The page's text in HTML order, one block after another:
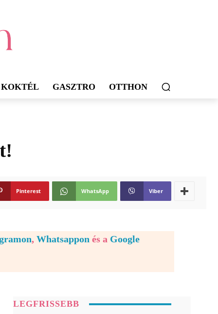
KOKTÉL GASZTRO OTTHON
Pinterest WhatsApp Viber
, Whatsappon és a Google
LEGFRISSEBB